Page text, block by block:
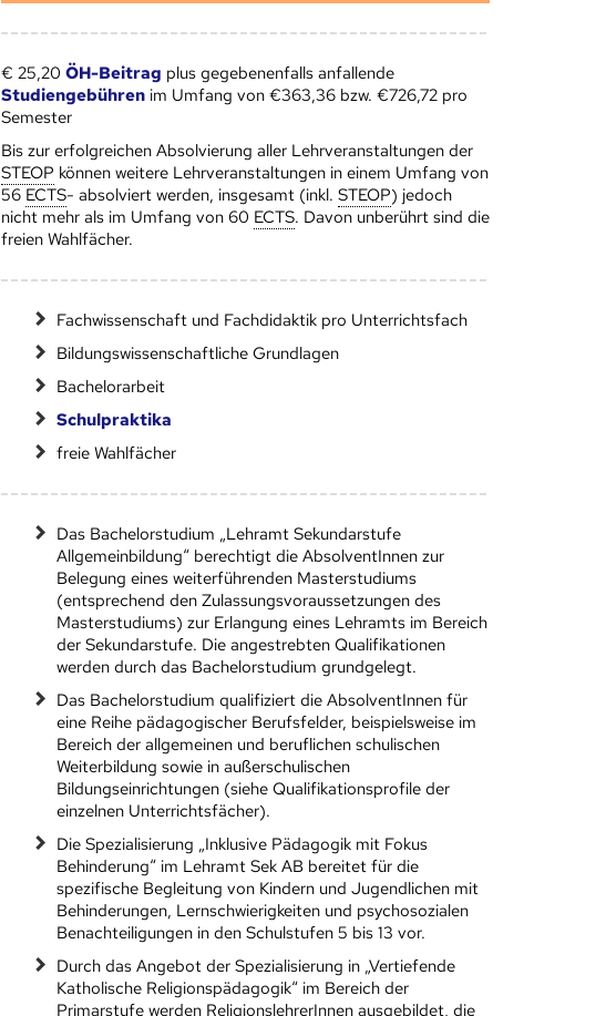
€ 25,20 ÖH-Beitrag plus gegebenenfalls anfallende
Studiengebührenim Umfang von €363,36 bzw. €726,72 pro
Semester
Bis zur erfolgreichen Absolvierung aller Lehrveranstaltungen der
STEOP können weitere Lehrveranstaltungen in einem Umfang von
56 ECTS- absolviert werden, insgesamt (inkl. STEOP) jedoch
nicht mehr als im Umfang von 60 ECTS. Davon unberührt sind die
freien Wahlfächer.
Fachwissenschaft und Fachdidaktik pro Unterrichtsfach
Bildungswissenschaftliche Grundlagen
Bachelorarbeit
Schulpraktika
freie Wahlfächer
Das Bachelorstudium „Lehramt Sekundarstufe
Allgemeinbildung“ berechtigt die AbsolventInnen zur
Belegung eines weiterführenden Masterstudiums
(entsprechend den Zulassungsvoraussetzungen des
Masterstudiums) zur Erlangung eines Lehramts im Bereich
der Sekundarstufe. Die angestrebten Qualifikationen
werden durch das Bachelorstudium grundgelegt.
Das Bachelorstudium qualifiziert die AbsolventInnen für
eine Reihe pädagogischer Berufsfelder, beispielsweise im
Bereich der allgemeinen und beruflichen schulischen
Weiterbildung sowie in außerschulischen
Bildungseinrichtungen (siehe Qualifikationsprofile der
einzelnen Unterrichtsfächer).
Die Spezialisierung „Inklusive Pädagogik mit Fokus
Behinderung“ im Lehramt Sek AB bereitet für die
spezifische Begleitung von Kindern und Jugendlichen mit
Behinderungen, Lernschwierigkeiten und psychosozialen
Benachteiligungen in den Schulstufen 5 bis 13 vor.
Durch das Angebot der Spezialisierung in „Vertiefende
Katholische Religionspädagogik“ im Bereich der
Primarstufe werden ReligionslehrerInnen ausgebildet, die